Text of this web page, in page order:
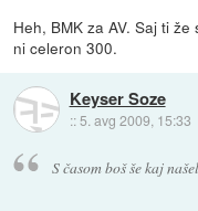
Heh, BMK za AV. Saj ti
ni celeron 300.
Keyser Soze
:: 5. avg 2009, 15:33
S časom boš še kaj